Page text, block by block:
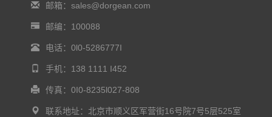
邮箱：sales@dorgean.com
邮编：100088
电话：0l0-5286777I
手机：138 1111 I452
传真：0I0-8235l027-808
联系地址：北京市顺义区军营街16号院7号5层525室